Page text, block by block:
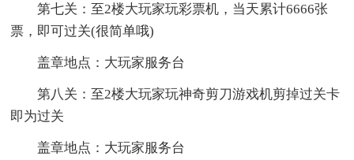
第七关：至2楼大玩家玩彩票机，当天累计6666张
票，即可过关(很简单哦)
盖章地点：大玩家服务台
第八关：至2楼大玩家玩神奇剪刀游戏机剪掉过关卡
即为过关
盖章地点：大玩家服务台